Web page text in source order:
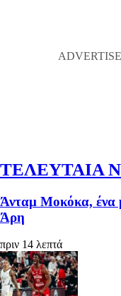
ΤΕΛΕΥΤΑΙΑ
Άνταμ Μοκόκα, ένα
Άρη
πριν 14 λεπτά